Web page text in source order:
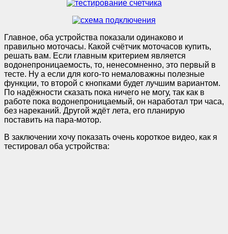
Главное, оба устройства показали одинаково и
правильно моточасы. Какой счётчик моточасов купить,
решать вам. Если главным критерием является
водонепроницаемость, то, ненесомненно, это первый в
тесте. Ну а если для кого-то немаловажны полезные
функции, то второй с кнопками будет лучшим вариантом.
По надёжности сказать пока ничего не могу, так как в
работе пока водонепроницаемый, он наработал три часа,
без нареканий. Другой ждёт лета, его планирую
поставить на пара-мотор.
В заключении хочу показать очень короткое видео, как я
тестировал оба устройства: